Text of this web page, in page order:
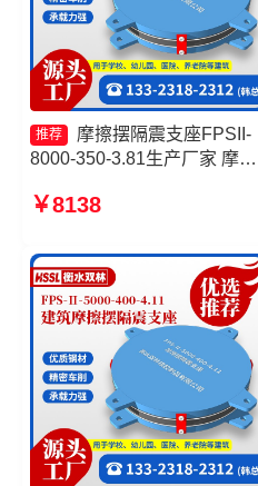
推荐
摩擦摆隔震支座FPSII-
8000-350-3.81生产厂家 摩擦
3.81生产厂家 摩擦摆支座
座生产厂家
￥8138